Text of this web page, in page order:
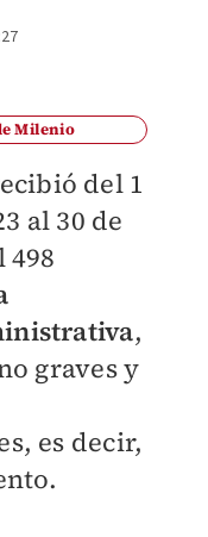
Milenio
del 1
al 30 de
498
,
graves y
es decir,